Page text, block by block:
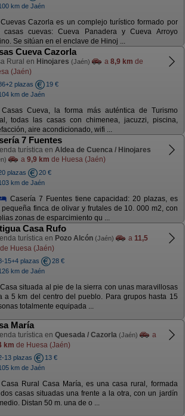
km de Jaén
Cuevas Cazorla es un complejo turístico formado por
casas cuevas: Cueva Panadera y Cueva Arroyo
Se sitúan en el enclave de Hinoj ...
Cueva Cazorla
Rural en Hinojares (Jaén) a 8,9 km de
(Jaén)
plazas
19 €
km de Jaén
Casas Cueva, la forma más auténtica de Turismo
todas las casas con chimenea, jacuzzi, piscina,
aire acondicionado, wifi ...
7 Fuentes
turística en Aldea de Cuenca / Hinojares
a 9,9 km de Huesa (Jaén)
plazas
20 €
km de Jaén
Casería 7 Fuentes tiene capacidad: 20 plazas, es
pequeña finca de olivar y frutales de 10. 000 m2, con
zonas de esparcimiento qu ...
Casa Rufo
turística en Pozo Alcón (Jaén) a 11,5
de Huesa (Jaén)
15+4 plazas
28 €
km de Jaén
Casa situada al pie de la sierra con unas maravillosas
a 5 km del centro del pueblo. Para grupos hasta 15
totalmente equipada ...
María
turística en Quesada / Cazorla (Jaén)
a
km de Huesa (Jaén)
13 plazas
13 €
km de Jaén
Casa Rural Casa María, es una casa rural, formada
casas situadas una frente a la otra, con un jardín
Distan 50 m. una de o ...